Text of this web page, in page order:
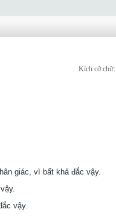
Kích cỡ chữ:
giác, vì bất khả đắc vậy.
vậy.